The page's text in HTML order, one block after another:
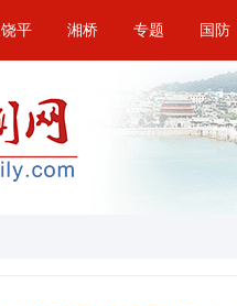
饶平 湘桥 专题 国防